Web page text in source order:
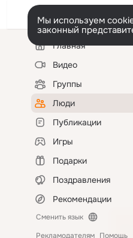
Мы используем
законный
Левая
колонкаГлавная
Видео
Группы
Люди
Публикации
Игры
Подарки
Поздравления
Рекомендации
Сменить язык
Рекламодателям Помощь